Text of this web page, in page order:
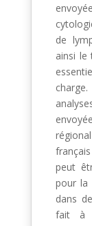
de
ainsi le
peut
pour la
dans
fait à